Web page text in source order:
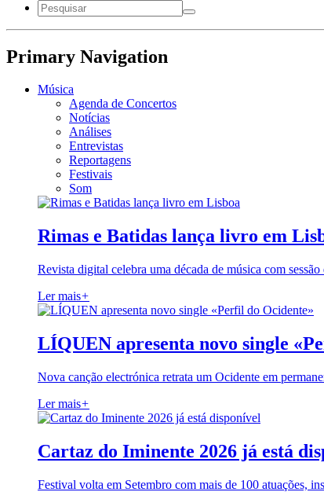
Primary Navigation
Música
Agenda de Concertos
Notícias
Análises
Entrevistas
Reportagens
Festivais
Som
Rimas e Batidas lança livro em
Revista digital celebra uma década de música com sessão
Ler mais+
LÍQUEN apresenta novo single
Nova canção electrónica retrata um Ocidente em
Ler mais+
Cartaz do Iminente 2026 já está
Festival volta em Setembro com mais de 100 atuações,